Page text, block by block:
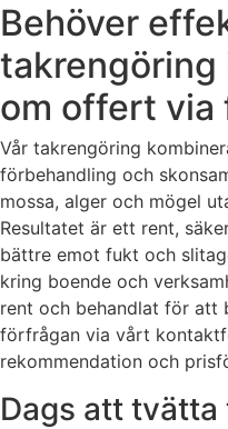
Behöver
takrengöring
om offert via
Vår takrengöring
förbehandling och
mossa, alger och mögel
Resultatet är ett rent,
bättre emot fukt och
kring boende och
rent och behandlat för att
förfrågan via vårt
rekommendation och
Dags att tvätta